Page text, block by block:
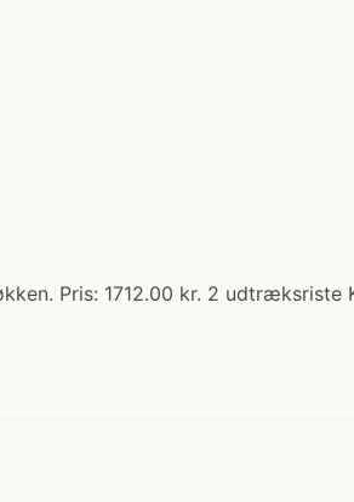
Pris: 1712.00 kr. 2 udtræksriste